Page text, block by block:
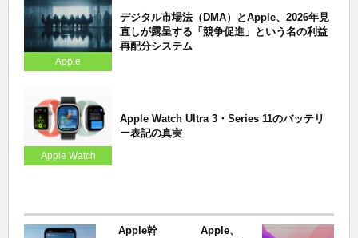
Apple
デジタル市場法（DMA）とApple、2026年見
直しが露呈する「競争促進」という名の利益
再配分システム
Apple Watch
Apple Watch Ultra 3・Series 11のバッテリ
ー表記の真実
Apple幹
Apple、